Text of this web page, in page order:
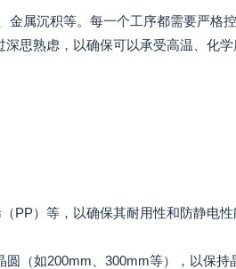
金属沉积等。每一个工序都需要严格
思熟虑，以确保可以承受高温、化学
PP）等，以确保其耐用性和防静电性
（如200mm、300mm等），以保持